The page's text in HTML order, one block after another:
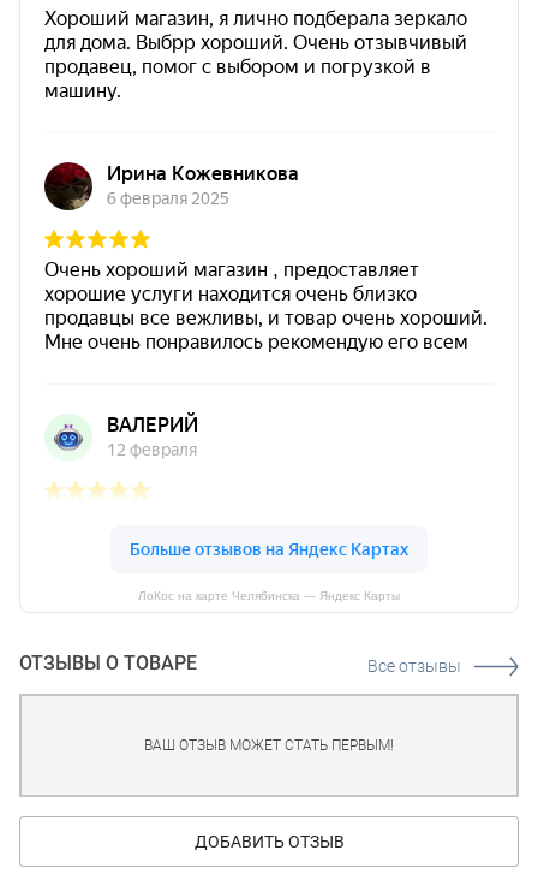
ЛоКос на карте Челябинска — Яндекс Карты
ОТЗЫВЫ О ТОВАРЕ Все отзывы
ВАШ ОТЗЫВ МОЖЕТ СТАТЬ ПЕРВЫМ!
ДОБАВИТЬ ОТЗЫВ